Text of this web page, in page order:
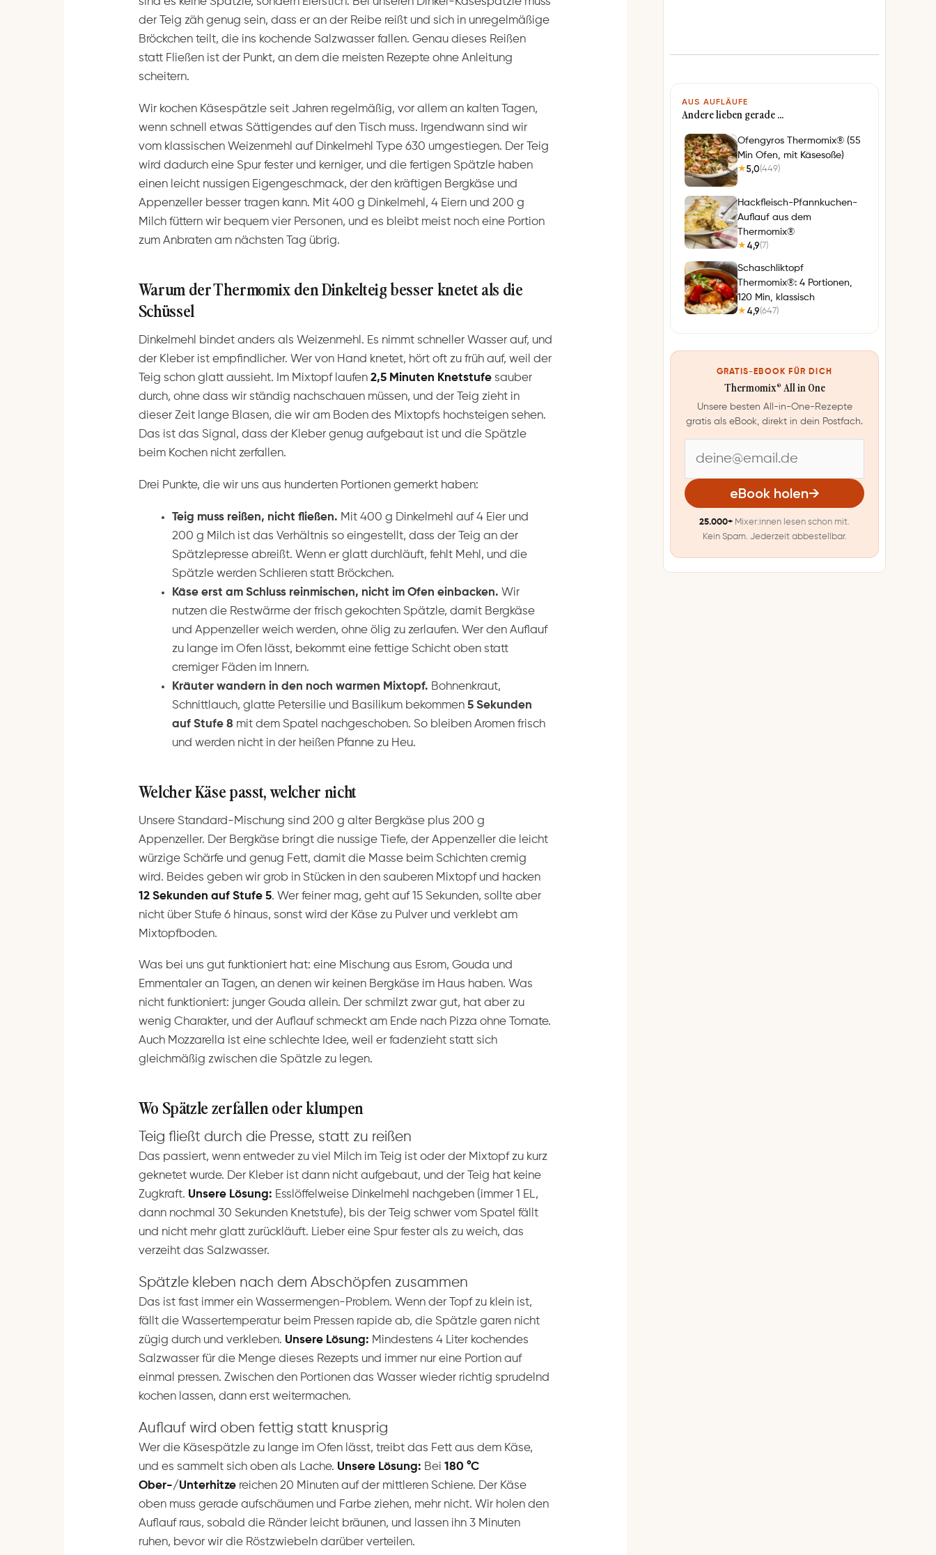
der Teig zäh genug sein, dass er an der Reibe reißt und sich in unregelmäßige
Bröckchen teilt, die ins kochende Salzwasser fallen. Genau dieses Reißen
statt Fließen ist der Punkt, an dem die meisten Rezepte ohne Anleitung
scheitern.
Wir kochen Käsespätzle seit Jahren regelmäßig, vor allem an kalten Tagen,
wenn schnell etwas Sättigendes auf den Tisch muss. Irgendwann sind wir
vom klassischen Weizenmehl auf Dinkelmehl Type 630 umgestiegen. Der Teig
wird dadurch eine Spur fester und kerniger, und die fertigen Spätzle haben
einen leicht nussigen Eigengeschmack, der den kräftigen Bergkäse und
Appenzeller besser tragen kann. Mit 400 g Dinkelmehl, 4 Eiern und 200 g
Milch füttern wir bequem vier Personen, und es bleibt meist noch eine Portion
zum Anbraten am nächsten Tag übrig.
Warum der Thermomix den Dinkelteig besser knetet als die
Schüssel
Dinkelmehl bindet anders als Weizenmehl. Es nimmt schneller Wasser auf, und
der Kleber ist empfindlicher. Wer von Hand knetet, hört oft zu früh auf, weil der
Teig schon glatt aussieht. Im Mixtopf laufen 2,5 Minuten Knetstufesauber
durch, ohne dass wir ständig nachschauen müssen, und der Teig zieht in
dieser Zeit lange Blasen, die wir am Boden des Mixtopfs hochsteigen sehen.
Das ist das Signal, dass der Kleber genug aufgebaut ist und die Spätzle
beim Kochen nicht zerfallen.
Drei Punkte, die wir uns aus hunderten Portionen gemerkt haben:
Teig muss reißen, nicht fließen. Mit 400 g Dinkelmehl auf 4 Eier und
200 g Milch ist das Verhältnis so eingestellt, dass der Teig an der
Spätzlepresse abreißt. Wenn er glatt durchläuft, fehlt Mehl, und die
Spätzle werden Schlieren statt Bröckchen.
Käse erst am Schluss reinmischen, nicht im Ofen einbacken. Wir
nutzen die Restwärme der frisch gekochten Spätzle, damit Bergkäse
und Appenzeller weich werden, ohne ölig zu zerlaufen. Wer den Auflauf
zu lange im Ofen lässt, bekommt eine fettige Schicht oben statt
cremiger Fäden im Innern.
Kräuter wandern in den noch warmen Mixtopf. Bohnenkraut,
Schnittlauch, glatte Petersilie und Basilikum bekommen 5 Sekunden
auf Stufe 8 mit dem Spatel nachgeschoben. So bleiben Aromen frisch
und werden nicht in der heißen Pfanne zu Heu.
Welcher Käse passt, welcher nicht
Unsere Standard-Mischung sind 200 g alter Bergkäse plus 200 g
Appenzeller. Der Bergkäse bringt die nussige Tiefe, der Appenzeller die leicht
würzige Schärfe und genug Fett, damit die Masse beim Schichten cremig
wird. Beides geben wir grob in Stücken in den sauberen Mixtopf und hacken
12 Sekunden auf Stufe 5. Wer feiner mag, geht auf 15 Sekunden, sollte aber
nicht über Stufe 6 hinaus, sonst wird der Käse zu Pulver und verklebt am
Mixtopfboden.
Was bei uns gut funktioniert hat: eine Mischung aus Esrom, Gouda und
Emmentaler an Tagen, an denen wir keinen Bergkäse im Haus haben. Was
nicht funktioniert: junger Gouda allein. Der schmilzt zwar gut, hat aber zu
wenig Charakter, und der Auflauf schmeckt am Ende nach Pizza ohne Tomate.
Auch Mozzarella ist eine schlechte Idee, weil er fadenzieht statt sich
gleichmäßig zwischen die Spätzle zu legen.
Wo Spätzle zerfallen oder klumpen
Teig fließt durch die Presse, statt zu reißen
Das passiert, wenn entweder zu viel Milch im Teig ist oder der Mixtopf zu kurz
geknetet wurde. Der Kleber ist dann nicht aufgebaut, und der Teig hat keine
Zugkraft. Unsere Lösung: Esslöffelweise Dinkelmehl nachgeben (immer 1 EL,
dann nochmal 30 Sekunden Knetstufe), bis der Teig schwer vom Spatel fällt
und nicht mehr glatt zurückläuft. Lieber eine Spur fester als zu weich, das
verzeiht das Salzwasser.
Spätzle kleben nach dem Abschöpfen zusammen
Das ist fast immer ein Wassermengen-Problem. Wenn der Topf zu klein ist,
fällt die Wassertemperatur beim Pressen rapide ab, die Spätzle garen nicht
zügig durch und verkleben. Unsere Lösung: Mindestens 4 Liter kochendes
Salzwasser für die Menge dieses Rezepts und immer nur eine Portion auf
einmal pressen. Zwischen den Portionen das Wasser wieder richtig sprudelnd
kochen lassen, dann erst weitermachen.
Auflauf wird oben fettig statt knusprig
Wer die Käsespätzle zu lange im Ofen lässt, treibt das Fett aus dem Käse,
und es sammelt sich oben als Lache. Unsere Lösung: Bei 180 °C
Ober-/Unterhitzereichen 20 Minuten auf der mittleren Schiene. Der Käse
oben muss gerade aufschäumen und Farbe ziehen, mehr nicht. Wir holen den
Auflauf raus, sobald die Ränder leicht bräunen, und lassen ihn 3 Minuten
ruhen, bevor wir die Röstzwiebeln darüber verteilen.
AUS AUFLÄUFE
Andere lieben gerade …
Ofengyros Thermomix® (55
Min Ofen, mit Käsesoße)
★5,0(449)
Hackfleisch-Pfannkuchen-
Auflauf aus dem
Thermomix®
★ 4,9(7)
Schaschliktopf
Thermomix®: 4 Portionen,
120 Min, klassisch
★ 4,9(647)
GRATIS-EBOOK FÜR DICH
Thermomix® All in One
Unsere besten All-in-One-Rezepte
gratis als eBook, direkt in dein Postfach.
-
M
eBook holen→
25.000+ Mixer:innen lesen schon mit.
Kein Spam. Jederzeit abbestellbar.